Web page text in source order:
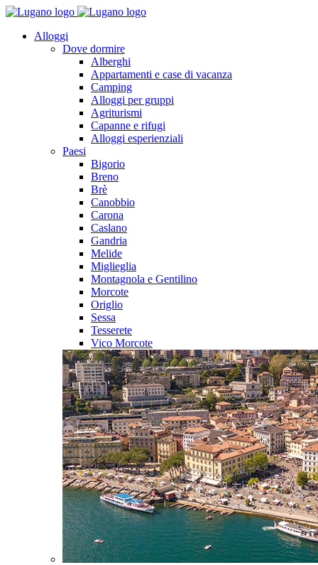
Alloggi
Dove dormire
Alberghi
Appartamenti e case di vacanza
Camping
Alloggi per gruppi
Agriturismi
Capanne e rifugi
Alloggi esperienziali
Paesi
Bigorio
Breno
Brè
Canobbio
Carona
Caslano
Gandria
Melide
Miglieglia
Montagnola e Gentilino
Morcote
Origlio
Sessa
Tesserete
Vico Morcote